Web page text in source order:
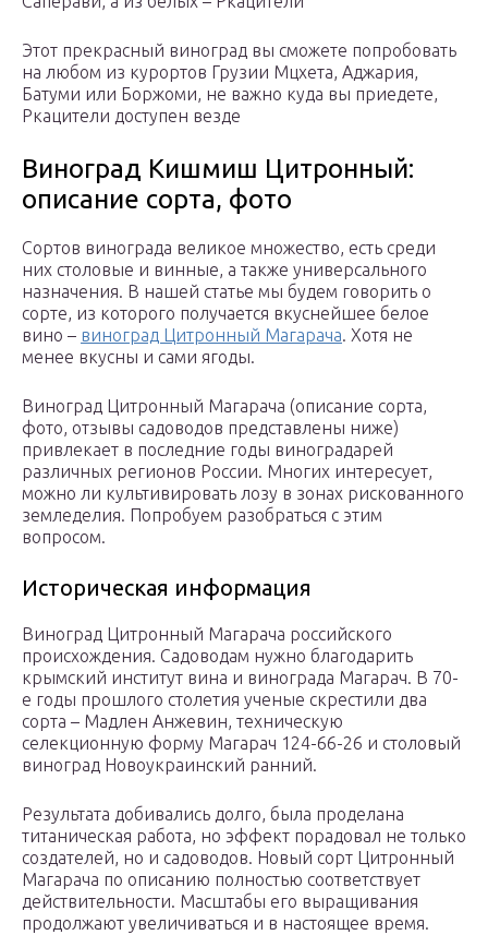
Этот прекрасный виноград вы сможете попробовать
на любом из курортов Грузии Мцхета, Аджария,
Батуми или Боржоми, не важно куда вы приедете,
Ркацители доступен везде
Виноград Кишмиш Цитронный:
описание сорта, фото
Сортов винограда великое множество, есть среди
них столовые и винные, а также универсального
назначения. В нашей статье мы будем говорить о
сорте, из которого получается вкуснейшее белое
вино – виноград Цитронный Магарача. Хотя не
менее вкусны и сами ягоды.
Виноград Цитронный Магарача (описание сорта,
фото, отзывы садоводов представлены ниже)
привлекает в последние годы виноградарей
различных регионов России. Многих интересует,
можно ли культивировать лозу в зонах рискованного
земледелия. Попробуем разобраться с этим
вопросом.
Историческая информация
Виноград Цитронный Магарача российского
происхождения. Садоводам нужно благодарить
крымский институт вина и винограда Магарач. В 70-
е годы прошлого столетия ученые скрестили два
сорта – Мадлен Анжевин, техническую
селекционную форму Магарач 124-66-26 и столовый
виноград Новоукраинский ранний.
Результата добивались долго, была проделана
титаническая работа, но эффект порадовал не только
создателей, но и садоводов. Новый сорт Цитронный
Магарача по описанию полностью соответствует
действительности. Масштабы его выращивания
продолжают увеличиваться и в настоящее время.